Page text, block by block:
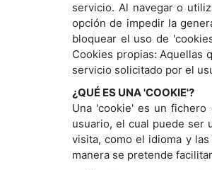
servicio. Al navegar o
opción de impedir la
bloquear el uso de
Cookies propias: Aquellas
servicio solicitado por el
¿QUÉ ES UNA 'COOKIE'?
Una 'cookie' es un
usuario, el cual puede ser
visita, como el idioma y
manera se pretende